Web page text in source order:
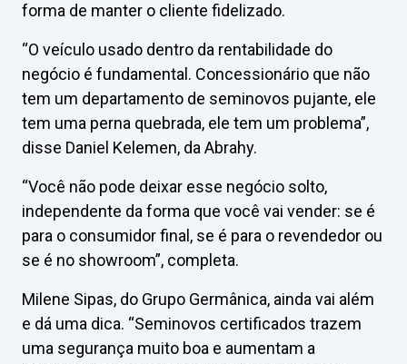
forma de manter o cliente fidelizado.
“O veículo usado dentro da rentabilidade do
negócio é fundamental. Concessionário que não
tem um departamento de seminovos pujante, ele
tem uma perna quebrada, ele tem um problema”,
disse Daniel Kelemen, da Abrahy.
“Você não pode deixar esse negócio solto,
independente da forma que você vai vender: se é
para o consumidor final, se é para o revendedor ou
se é no showroom”, completa.
Milene Sipas, do Grupo Germânica, ainda vai além
e dá uma dica. “Seminovos certificados trazem
uma segurança muito boa e aumentam a